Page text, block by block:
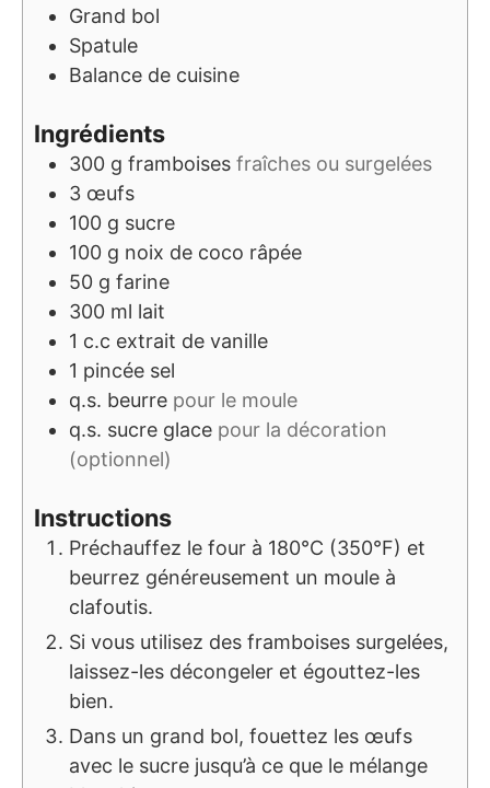
Grand bol
Spatule
Balance de cuisine
Ingrédients
300 g framboises fraîches ou surgelées
3 œufs
100 g sucre
100 g noix de coco râpée
50 g farine
300 ml lait
1 c.c extrait de vanille
1 pincée sel
q.s. beurre pour le moule
q.s. sucre glace pour la décoration
(optionnel)
Instructions
Préchauffez le four à 180°C (350°F) et
beurrez généreusement un moule à
clafoutis.
Si vous utilisez des framboises surgelées,
laissez-les décongeler et égouttez-les
bien.
Dans un grand bol, fouettez les œufs
avec le sucre jusqu’à ce que le mélange